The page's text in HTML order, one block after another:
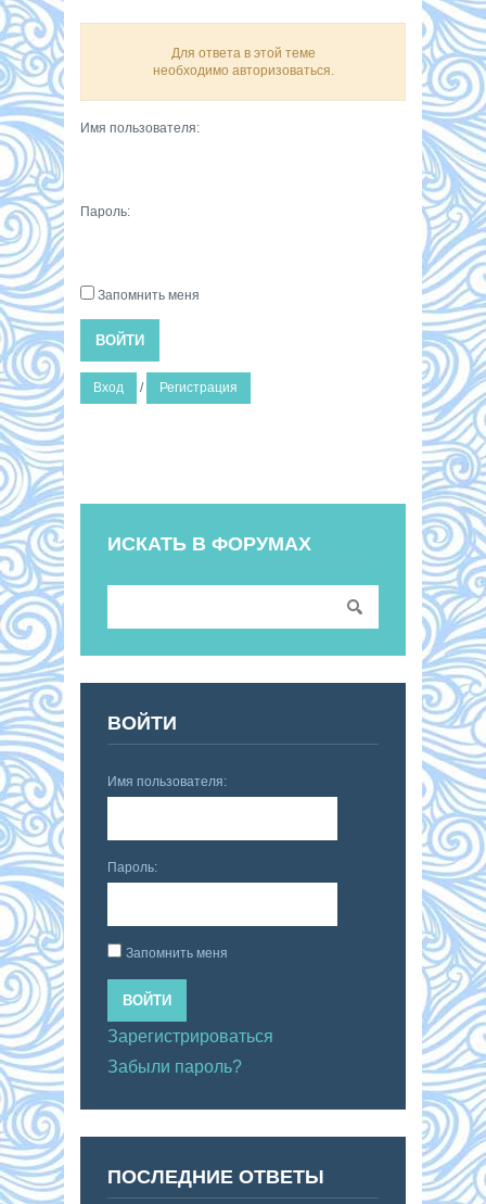
Для ответа в этой теме
необходимо авторизоваться.
Имя пользователя:
Пароль:
Запомнить меня
ВОЙТИ
Вход / Регистрация
ИСКАТЬ В ФОРУМАХ
ВОЙТИ
Имя пользователя:
Пароль:
Запомнить меня
ВОЙТИ
Зарегистрироваться
Забыли пароль?
ПОСЛЕДНИЕ ОТВЕТЫ